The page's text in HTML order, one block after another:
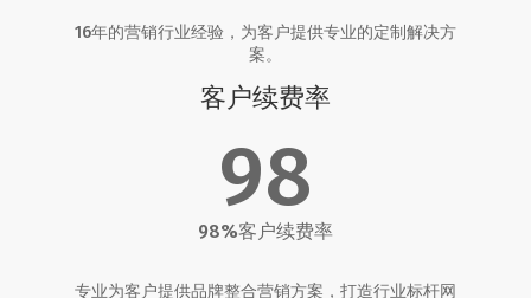
16年的营销行业经验，为客户提供专业的定制解决方
案。
客户续费率
98
98%客户续费率
专业为客户提供品牌整合营销方案，打造行业标杆网